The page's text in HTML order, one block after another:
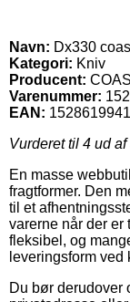
Navn: Dx330
Kategori: Kniv
Producent:
Varenummer:
EAN:
Vurderet til 4 ud af
En masse
fragtformer. Den
til et
varerne når der
fleksibel, og
leveringsform ved
Du bør derudover